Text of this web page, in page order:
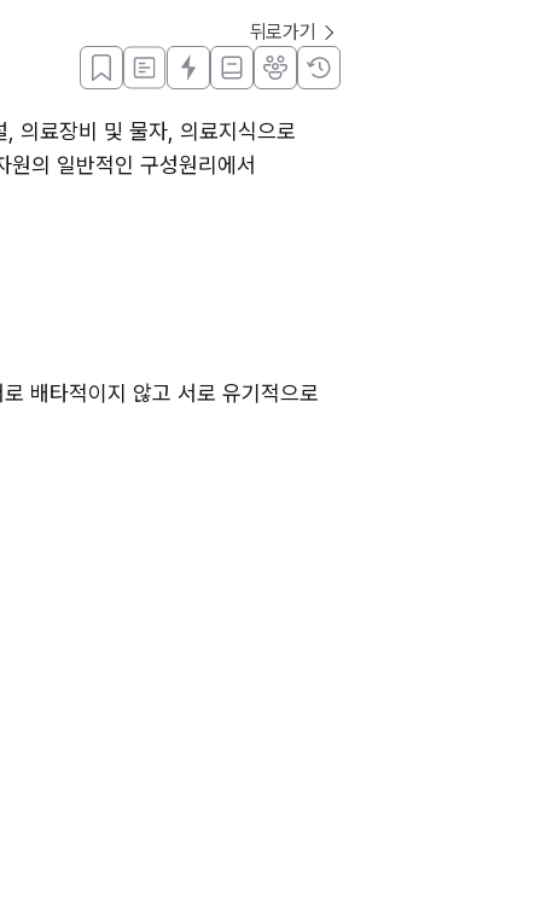
뒤로가기
의료장비 및 물자, 의료지식으로
의 일반적인 구성원리에서
배타적이지 않고 서로 유기적으로